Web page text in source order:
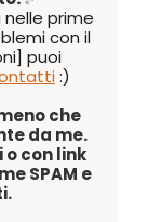
prime
con il
puoi
:)
che
da me.
con link
SPAM e